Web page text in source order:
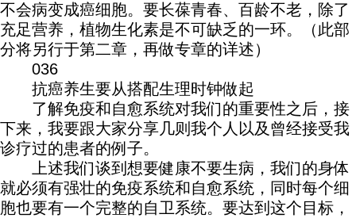
不会病变成癌细胞。要长葆青春、百龄不老，除了
充足营养，植物生化素是不可缺乏的一环。（此部
分将另行于第二章，再做专章的详述）
036
抗癌养生要从搭配生理时钟做起
了解免疫和自愈系统对我们的重要性之后，接
下来，我要跟大家分享几则我个人以及曾经接受我
诊疗过的患者的例子。
上述我们谈到想要健康不要生病，我们的身体
就必须有强壮的免疫系统和自愈系统，同时每个细
胞也要有一个完整的自卫系统。要达到这个目标，